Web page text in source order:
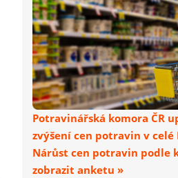
Potravinářská komora ČR
zvýšení cen potravin v celé
Nárůst cen potravin podle
zobrazit anketu »